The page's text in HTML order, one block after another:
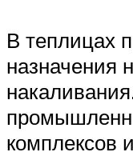
В теплицах
назначения
комплексов